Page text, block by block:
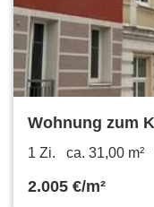
Wohnung zum
31 m²
1 Zi. ca. 31,00 m²
2.005 €/m²